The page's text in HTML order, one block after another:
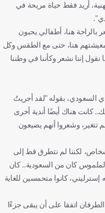
أريد فقط حياة مريحة في
هنا، أطفالي يحبون
هنا، حتى مع الطقس وكل
إننا نشعر وكأننا في وطننا
السعودي، بقوله "لقد أجريتُ
كانت هناك أيضًا أندية أخرى
وشعروا أنهم يضيعون
لكننا لم نتطرق قط إلى
كان من السعودية.. كان
80-100 مليون جنيه إسترليني، كانوا متحمسين للغاية
اتفقا على أن يبقى جزءًا